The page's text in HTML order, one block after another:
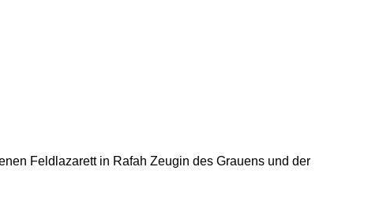
Feldlazarett in Rafah Zeugin des Grauens und der